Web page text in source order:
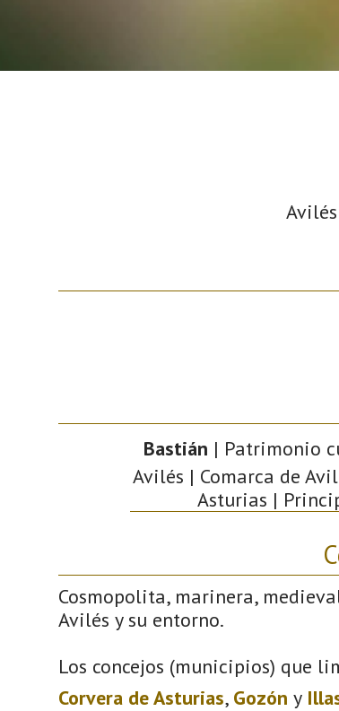
Bastián | Patrimonio
Avilés | Comarca de
Asturias |
Cosmopolita, marinera,
Avilés y su entorno.
Los concejos (municipios) que
Corvera de Asturias, Gozón y